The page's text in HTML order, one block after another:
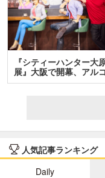
『シティーハンター大
展』大阪で開幕、アルコ
＆…
人気記事ランキング
Daily